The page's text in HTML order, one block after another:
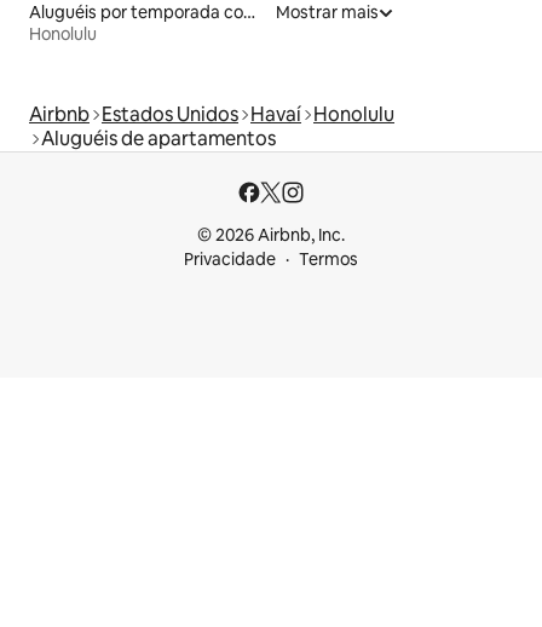
Aluguéis por temporada com banheira de hidromassagem
Honolulu
Mostrar mais
Airbnb Estados Unidos Havaí Honolulu
Aluguéis de apartamentos
© 2026 Airbnb, Inc.
Privacidade
Termos